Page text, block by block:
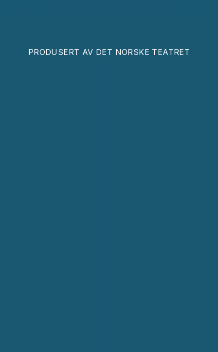
PRODUSERT AV DET NORSKE TEATRET